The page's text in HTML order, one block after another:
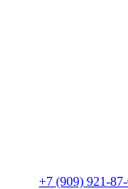
+7 (909) 921-